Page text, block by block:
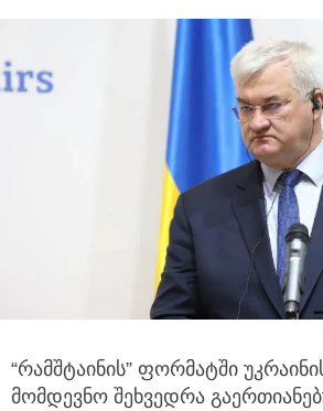
“რამშტაინის” ფორმატში
მომდევნო შეხვედრა